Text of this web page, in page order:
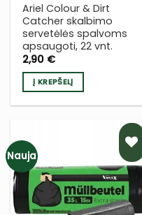
Ariel Colour & Dirt
Catcher skalbimo
servetėlės spalvoms
apsaugoti, 22 vnt.
2,90 €
Į KREPŠELĮ
Nauja
PRIDĖTI
Į NORŲ
SĄRAŠĄ